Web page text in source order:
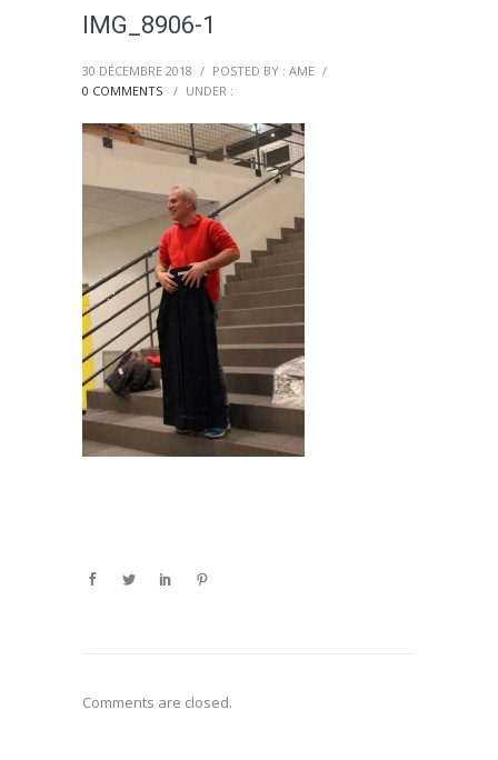
IMG_8906-1
30 DÉCEMBRE 2018 / POSTED BY : AME /
0 COMMENTS
/ UNDER :
Comments are closed.